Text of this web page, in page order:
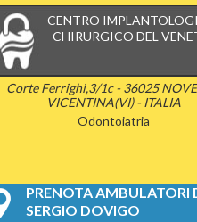
CENTRO
CHIRURGICO DEL
Corte Ferrighi,3/1c - 36025
VICENTINA(VI) - ITALIA
Odontoiatria
PRENOTA AMBULATORI
SERGIO DOVIGO